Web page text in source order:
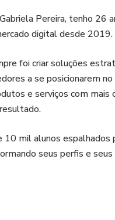
Pereira, tenho 26
digital desde 2019.
foi criar soluções
a se posicionarem
e serviços com mais
10 mil alunos espalhados
seus perfis e seus